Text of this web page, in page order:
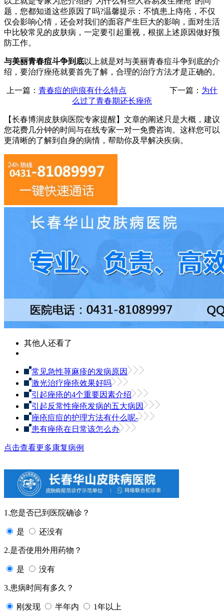
题，您都知道这些原因了吗?温馨提示：不慎患上痔疮，不仅
仅会影响心情，还会对我们的面容产生巨大的影响，面对生活
中比较常见的皮肤病，一定要引起重视，根据上述原因做好预
防工作。
与美丽青春痘斗争到底以上就是对与美丽青春痘斗争到底的介
绍，要治疗痤疮就要首先了解，合理的治疗方法才是正确的。
上一篇： 青春痘的疤痕有什么特点 下一篇： 为什
么过了青春期还长痤疮
【长春博润皮肤病医院专家提醒】 文章的阐述只是大概，建议
您花费几分钟的时间与在线专家一对一免费咨询。这样您可以
更清晰的了解到自身的病情，帮助你及早解决疾病。
其他人还看了
常见急性荨麻疹的发病原因
激光治疗痤疮效果好吗
引起痤疮的4个重要因素介绍
引起反常性痤疮发病的五大病因
痤疮痘痘的护理方法有什么呢-
患有痤疮在日常该怎么办
点击查看更多康复病例
1.您是否已到医院确诊？
是 还没有
2.是否使用外用药物？
是 没有
3.患病时间有多久？
刚发现 半年内 1年以上